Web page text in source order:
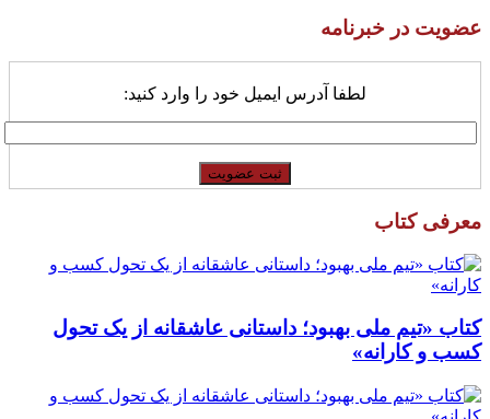
عضویت در خبرنامه
لطفا آدرس ایمیل خود را وارد کنید:
معرفی کتاب
کتاب «تیم ملی بهبود؛ داستانی عاشقانه از یک تحول
کسب و کارانه»